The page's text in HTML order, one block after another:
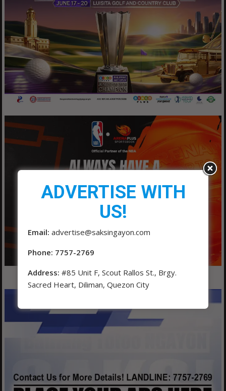
ADVERTISE WITH
US!
Email: advertise@saksingayon.com
Phone: 7757-2769
Address: #85 Unit F, Scout Rallos St., Brgy.
Sacred Heart, Diliman, Quezon City